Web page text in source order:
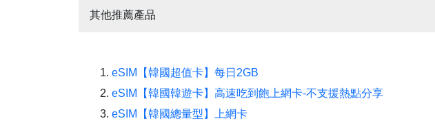
其他推薦產品
eSIM【韓國超值卡】每日2GB
eSIM【韓國韓遊卡】高速吃到飽上網卡-不支援熱點分享
eSIM【韓國總量型】上網卡